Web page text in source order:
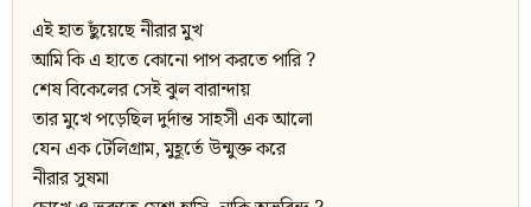
এই হাত ছুঁয়েছে নীরার মুখ
আমি কি এ হাতে কোনো পাপ করতে পারি ?
শেষ বিকেলের সেই ঝুল বারান্দায়
তার মুখে পড়েছিল দুর্দান্ত সাহসী এক আলো
যেন এক টেলিগ্রাম, মুহূর্তে উন্মুক্ত করে
নীরার সুষমা